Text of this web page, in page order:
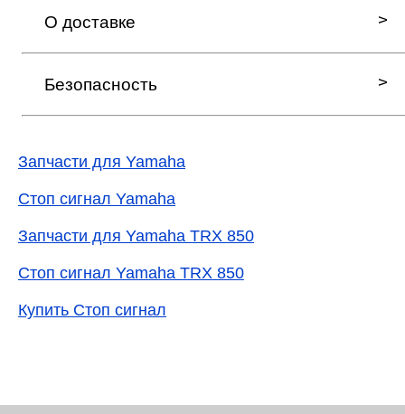
О доставке
Безопасность
Запчасти для Yamaha
Стоп сигнал Yamaha
Запчасти для Yamaha TRX 850
Стоп сигнал Yamaha TRX 850
Купить Стоп сигнал